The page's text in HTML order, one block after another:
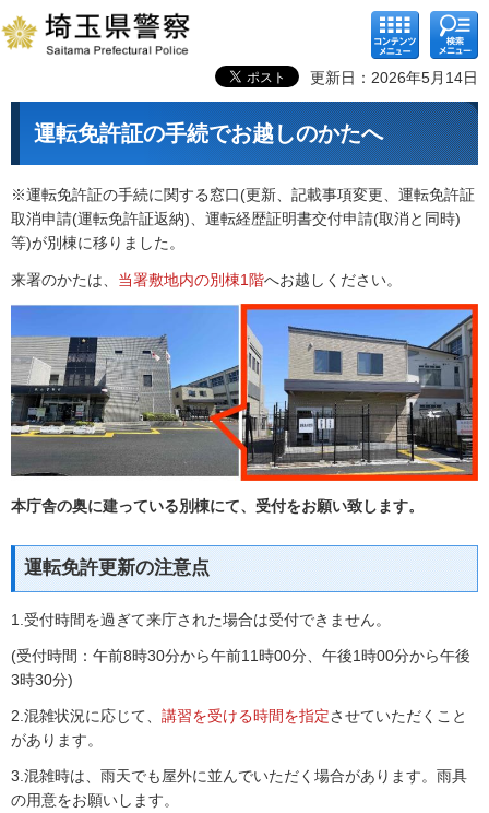
コンテ
ンツメ
ニュー
検索メ
ニュー
更新日：2026年5月14日
運転免許証の手続でお越しのかたへ
※運転免許証の手続に関する窓口(更新、記載事項変更、運転免許証
取消申請(運転免許証返納)、運転経歴証明書交付申請(取消と同時)
等)が別棟に移りました。
来署のかたは、 当署敷地内の別棟1階へお越しください。
本庁舎の奥に建っている別棟にて、受付をお願い致します。
運転免許更新の注意点
1.受付時間を過ぎて来庁された場合は受付できません。
(受付時間：午前8時30分から午前11時00分、午後1時00分から午後
3時30分)
2.混雑状況に応じて、 講習を受ける時間を指定させていただくこと
があります。
3.混雑時は、雨天でも屋外に並んでいただく場合があります。雨具
の用意をお願いします。